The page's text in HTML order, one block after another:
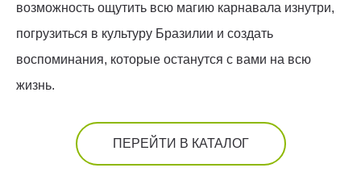
возможность ощутить всю магию карнавала изнутри,
погрузиться в культуру Бразилии и создать
воспоминания, которые останутся с вами на всю
жизнь.
ПЕРЕЙТИ В КАТАЛОГ